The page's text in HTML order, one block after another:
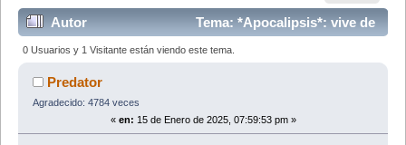
Autor
Tema: *Apocalipsis*: vive de
lo que pesques (solo puede quedar uno) (Leído 7732
veces)
0 Usuarios y 1 Visitante están viendo este tema.
Predator
Agradecido: 4784 veces
« en: 15 de Enero de 2025, 07:59:53 pm »